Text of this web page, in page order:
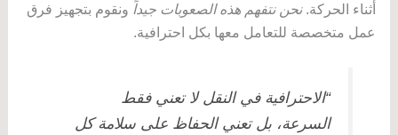
أثناء الحركة.نحن نتفهم هذه الصعوبات جيداً ونقوم بتجهيز فرق
عمل متخصصة للتعامل معها بكل احترافية.
“الاحترافية في النقل لا تعني فقط
السرعة، بل تعني الحفاظ على سلامة كل